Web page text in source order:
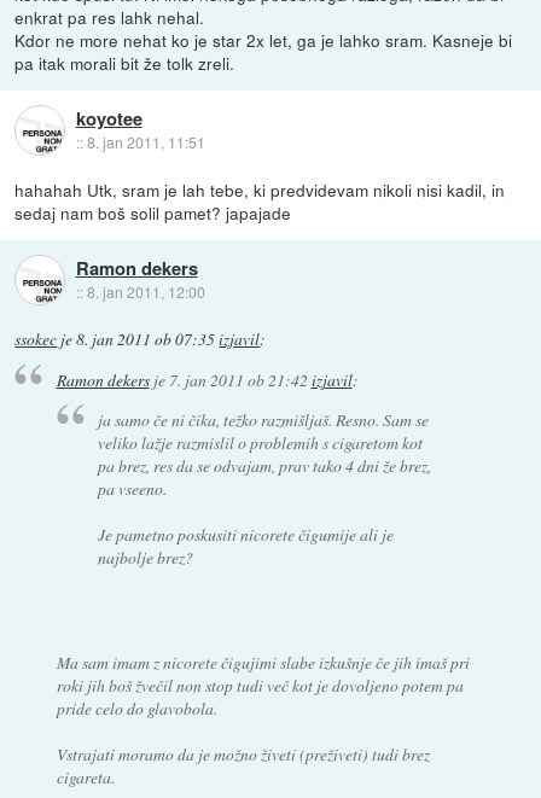
enkrat pa res lahk nehal.
Kdor ne more nehat ko je star 2x let, ga je lahko sram. Kasneje bi
pa itak morali bit že tolk zreli.
koyotee
::8. jan 2011, 11:51
hahahah Utk, sram je lah tebe, ki predvidevam nikoli nisi kadil, in
sedaj nam boš solil pamet? japajade
Ramon dekers
::8. jan 2011, 12:00
ssokec je8. jan 2011 ob 07:35izjavil:
Ramon dekersje 7. jan 2011 ob 21:42 izjavil:
ja samo če ni čika, težko razmišljaš. Resno. Sam se
veliko lažje razmislil o problemih s cigaretom kot
pa brez, res da se odvajam, prav tako 4 dni že brez,
pa vseeno.
Je pametno poskusiti nicorete čigumije ali je
najbolje brez?
Ma sam imam z nicorete čigujimi slabe izkušnje če jih imaš pri
roki jih boš žvečil non stop tudi več kot je dovoljeno potem pa
pride celo do glavobola.
Vstrajati moramo da je možno živeti (preživeti) tudi brez
cigareta.